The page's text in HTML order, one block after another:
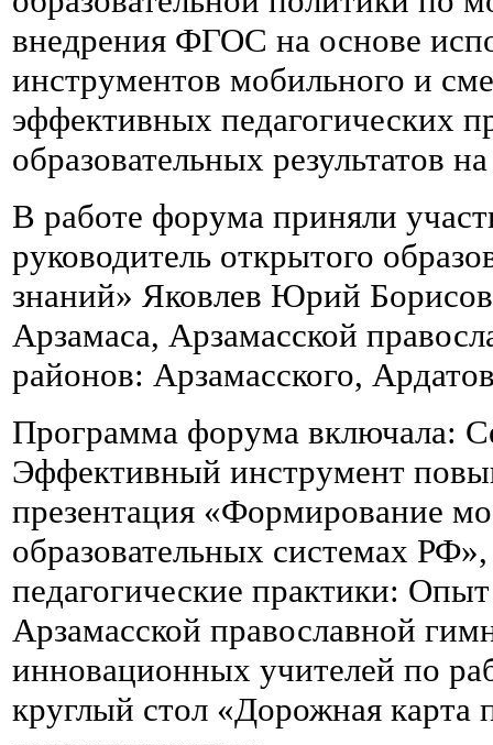
внедрения ФГОС на основе
инструментов мобильного и
эффективных педагогических
образовательных результатов
В работе форума приняли
руководитель открытого
знаний» Яковлев Юрий
Арзамаса, Арзамасской
районов: Арзамасского,
Программа форума включала:
Эффективный инструмент
презентация «Формирование
образовательных системах
педагогические практики:
Арзамасской православной
инновационных учителей по
круглый стол «Дорожная карта